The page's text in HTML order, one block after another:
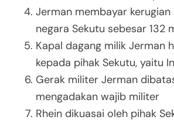
Jerman membayar
negara Sekutu sebesar 132
Kapal dagang milik Jerman
kepada pihak Sekutu, yaitu
Gerak militer Jerman
mengadakan wajib militer
Rhein dikuasai oleh pihak